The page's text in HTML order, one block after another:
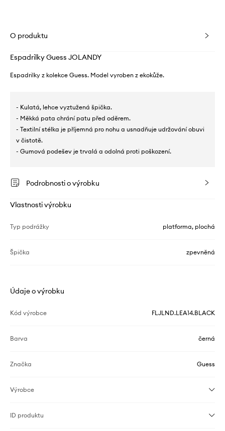
O produktu
Espadrilky Guess JOLANDY
Espadrilky z kolekce Guess. Model vyroben z ekokůže.
- Kulatá, lehce vyztužená špička.
- Měkká pata chrání patu před oděrem.
- Textilní stélka je příjemná pro nohu a usnadňuje udržování obuvi
v čistotě.
- Gumová podešev je trvalá a odolná proti poškození.
Podrobnosti o výrobku
Vlastnosti výrobku
Typ podrážky platforma, plochá
Špička zpevněná
Údaje o výrobku
Kód výrobce FLJLND.LEA14.BLACK
Barva černá
Značka Guess
Výrobce
ID produktu